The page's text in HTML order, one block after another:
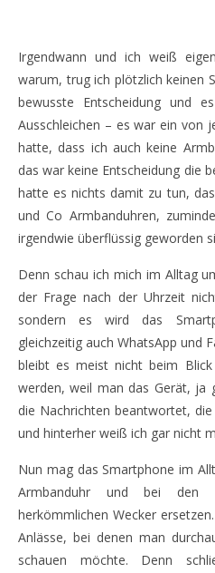
Irgendwann und ich weiß
warum, trug ich plötzlich keinen
bewusste Entscheidung und
Ausschleichen – es war ein von
hatte, dass ich auch keine
das war keine Entscheidung die
hatte es nichts damit zu tun,
und Co Armbanduhren,
irgendwie überflüssig geworden
Denn schau ich mich im Alltag
der Frage nach der Uhrzeit
sondern es wird das
gleichzeitig auch WhatsApp und
bleibt es meist nicht beim
werden, weil man das Gerät, ja
die Nachrichten beantwortet,
und hinterher weiß ich gar nicht
Nun mag das Smartphone im
Armbanduhr und bei den
herkömmlichen Wecker
Anlässe, bei denen man
schauen möchte. Denn